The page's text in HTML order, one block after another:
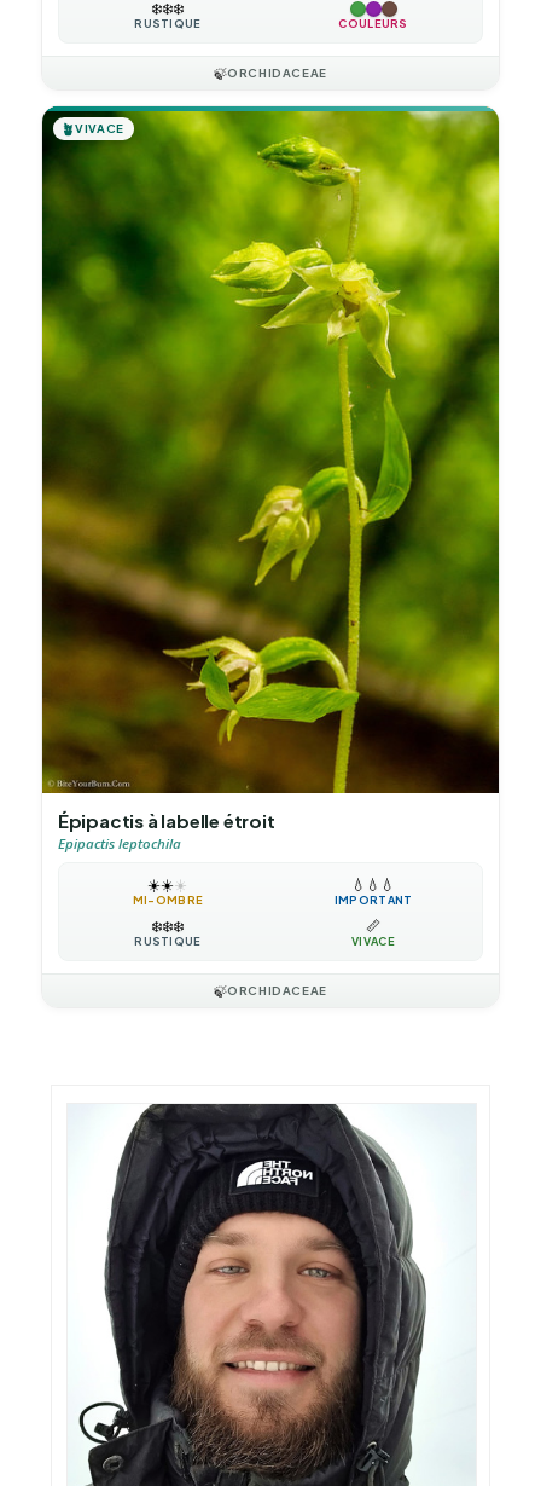
❄️❄️❄️
RUSTIQUE COULEURS
🍃ORCHIDACEAE
🪴VIVACE
Épipactis à labelle étroit
Epipactis leptochila
☀️☀️☀️
MI-OMBRE
💧 💧 💧
IMPORTANT
❄️❄️❄️
RUSTIQUE
📏
VIVACE
🍃ORCHIDACEAE